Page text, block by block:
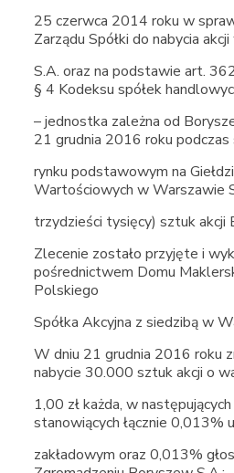
25 czerwca 2014 roku w
Zarządu Spółki do nabycia
S.A. oraz na podstawie art.
§ 4 Kodeksu spółek
– jednostka zależna od
21 grudnia 2016 roku podczas
rynku podstawowym na
Wartościowych w Warszawie
trzydzieści tysięcy) sztuk akcji
Zlecenie zostało przyjęte i
pośrednictwem Domu
Polskiego
Spółka Akcyjna z siedzibą w
W dniu 21 grudnia 2016 roku
nabycie 30.000 sztuk akcji o
1,00 zł każda, w
stanowiących łącznie 0,013%
zakładowym oraz 0,013%